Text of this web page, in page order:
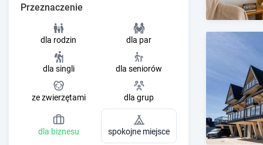
Przeznaczenie
dla rodzin dla par
dla singli dla seniorów
ze zwierzętami dla grup
dla biznesu spokojne miejsce